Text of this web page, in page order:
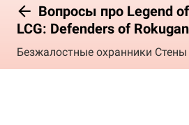
Вопросы про Legend
LCG: Defenders of
Безжалостные охранники Стены